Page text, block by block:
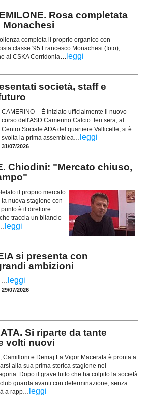
Rosa completata
completa il proprio organico con
classe '95 Francesco Monachesi (foto),
al CSKA Corridonia... leggi
società, staff e
CAMERINO – È iniziato ufficialmente il nuovo
corso dell'ASD Camerino Calcio. Ieri sera, al
Centro Sociale ADA del quartiere Vallicelle, si è
svolta la prima assemblea... leggi
31/07/2026
Chiodini: "Mercato chiuso,
il proprio mercato
nuova stagione con
è il direttore
traccia un bilancio
leggi
si presenta con
ambizioni
... leggi
29/07/2026
Si riparte da tante
volti nuovi
Camilloni e Demaj La Vigor Macerata è pronta a
alla sua prima storica stagione nel
Dopo il grave lutto che ha colpito la società
guarda avanti con determinazione, senza
a rapp... leggi